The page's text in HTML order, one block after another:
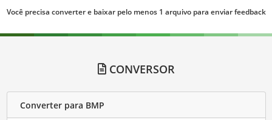
Você precisa converter e baixar pelo menos 1 arquivo para enviar feedback
CONVERSOR
Converter para BMP